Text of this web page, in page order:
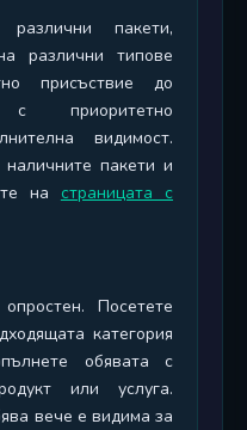
пакети,
различни типове
присъствие до
приоритетно
видимост.
пакети и
на страницата с
Посетете
категория
обявата с
или услуга.
вече е видима за